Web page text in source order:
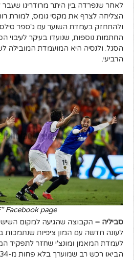
לאחר שנפרדה בין היתר מרודריגו
הצליחה לצרף את מקסי גומס, למורת
ולהתחזק בעמדת השוער עם ג'ספר
החתמות נוספות, שנועדו בעיקר לעיבוי
הסגל. ולנסיה היא המועמדת המובילה
הרביעי.
Facebook page
סביליה – הקבוצה שהגיעה למקום
לעונה חדשה עם המון ציפיות שנתמכות
לעמדת המאמן ומונצ'י שחזר לתפקיד